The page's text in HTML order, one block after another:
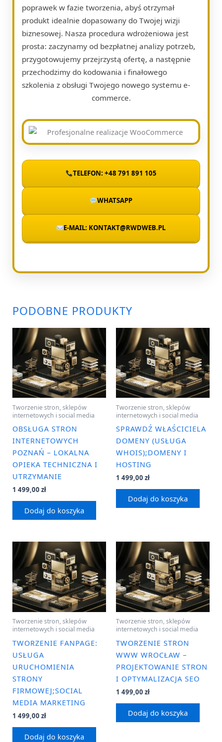
poprawek w fazie tworzenia, abyś otrzymał
produkt idealnie dopasowany do Twojej wizji
biznesowej. Nasza procedura wdrożeniowa jest
prosta: zaczynamy od bezpłatnej analizy potrzeb,
przygotowujemy przejrzystą ofertę, a następnie
przechodzimy do kodowania i finałowego
szkolenia z obsługi Twojego nowego systemu e-
commerce.
TELEFON: +48 791 891 105
WHATSAPP
E-MAIL: KONTAKT@RWDWEB.PL
PODOBNE PRODUKTY
Tworzenie stron, sklepów
internetowych i social media
OBSŁUGA STRON
INTERNETOWYCH
POZNAŃ – LOKALNA
OPIEKA TECHNICZNA I
UTRZYMANIE
1 499,00 zł
Dodaj do koszyka
Tworzenie stron, sklepów
internetowych i social media
SPRAWDŹ WŁAŚCICIELA
DOMENY (USŁUGA
WHOIS);DOMENY I
HOSTING
1 499,00 zł
Dodaj do koszyka
Tworzenie stron, sklepów
internetowych i social media
TWORZENIE FANPAGE:
USŁUGA
URUCHOMIENIA
STRONY
FIRMOWEJ;SOCIAL
MEDIA MARKETING
1 499,00 zł
Dodaj do koszyka
Tworzenie stron, sklepów
internetowych i social media
TWORZENIE STRON
WWW WROCŁAW –
PROJEKTOWANIE STRON
I OPTYMALIZACJA SEO
1 499,00 zł
Dodaj do koszyka